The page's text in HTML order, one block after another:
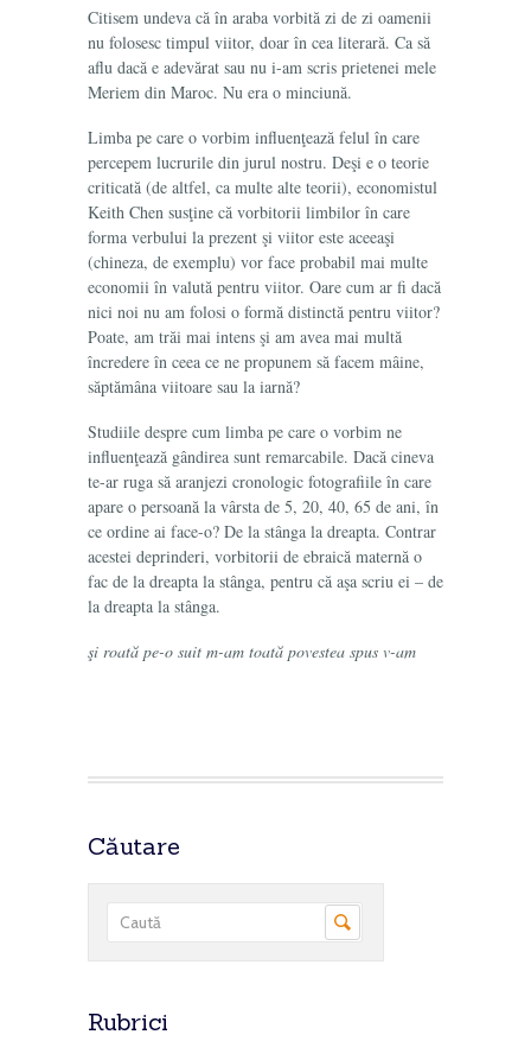
Citisem undeva că în araba vorbită zi de zi oamenii
nu folosesc timpul viitor, doar în cea literară. Ca să
aflu dacă e adevărat sau nu i-am scris prietenei mele
Meriem din Maroc. Nu era o minciună.
Limba pe care o vorbim influenţează felul în care
percepem lucrurile din jurul nostru. Deşi e o teorie
criticată (de altfel, ca multe alte teorii), economistul
Keith Chen susţine că vorbitorii limbilor în care
forma verbului la prezent şi viitor este aceeaşi
(chineza, de exemplu) vor face probabil mai multe
economii în valută pentru viitor. Oare cum ar fi dacă
nici noi nu am folosi o formă distinctă pentru viitor?
Poate, am trăi mai intens şi am avea mai multă
încredere în ceea ce ne propunem să facem mâine,
săptămâna viitoare sau la iarnă?
Studiile despre cum limba pe care o vorbim ne
influenţează gândirea sunt remarcabile. Dacă cineva
te-ar ruga să aranjezi cronologic fotografiile în care
apare o persoană la vârsta de 5, 20, 40, 65 de ani, în
ce ordine ai face-o? De la stânga la dreapta. Contrar
acestei deprinderi, vorbitorii de ebraică maternă o
fac de la dreapta la stânga, pentru că aşa scriu ei – de
la dreapta la stânga.
şi roată pe-o suit m-am toată povestea spus v-am
Căutare
Rubrici